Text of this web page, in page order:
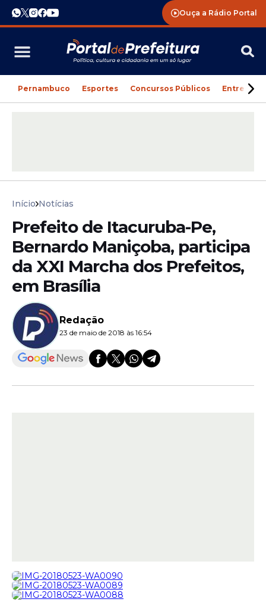
Ouça a Rádio Portal
Pernambuco Esportes Concursos Públicos
Início Notícias
Prefeito de Itacuruba-Pe,
Bernardo Maniçoba, participa
da XXI Marcha dos Prefeitos,
em Brasília
Redação
23 de maio de 2018 às 16:54